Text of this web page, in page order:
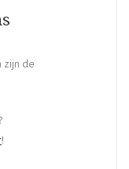
zijn de
!